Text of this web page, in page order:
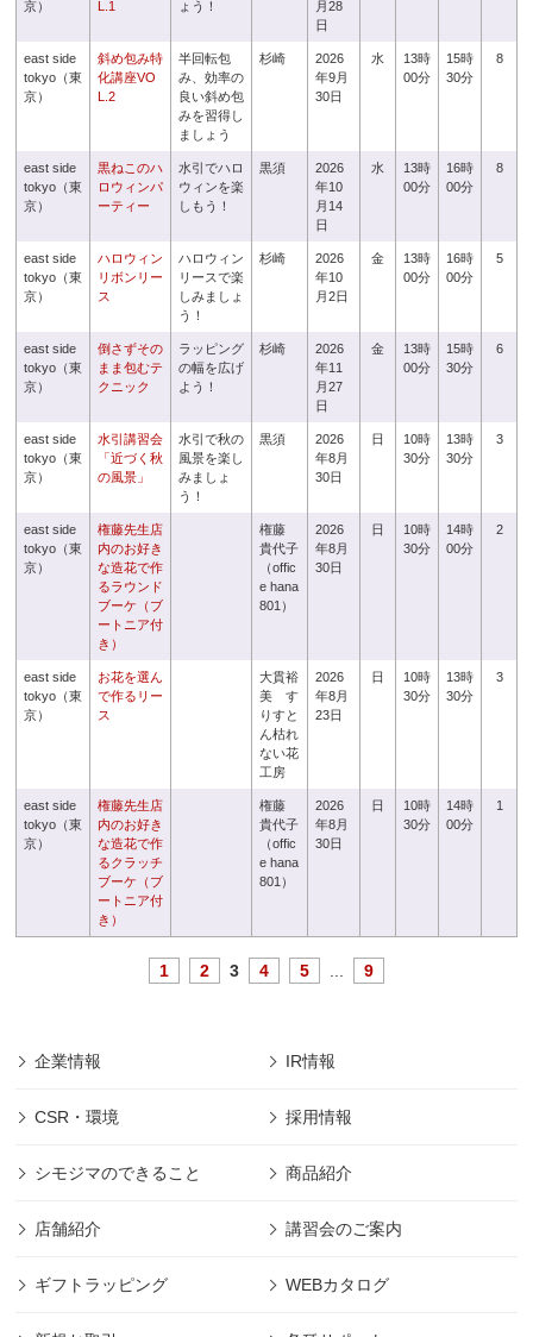
京）
L.1
ょう！
月28
日
east side
tokyo（東
京）
斜め包み特
化講座VO
L.2
半回転包
み、効率の
良い斜め包
みを習得し
ましょう
杉崎
2026
年9月
30日
水
13時
00分
15時
30分
8
east side
tokyo（東
京）
黒ねこのハ
ロウィンパ
ーティー
水引でハロ
ウィンを楽
しもう！
黒須
2026
年10
月14
日
水
13時
00分
16時
00分
8
east side
tokyo（東
京）
ハロウィン
リボンリー
ス
ハロウィン
リースで楽
しみましょ
う！
杉崎
2026
年10
月2日
金
13時
00分
16時
00分
5
east side
tokyo（東
京）
倒さずその
まま包むテ
クニック
ラッピング
の幅を広げ
よう！
杉崎
2026
年11
月27
日
金
13時
00分
15時
30分
6
east side
tokyo（東
京）
水引講習会
「近づく秋
の風景」
水引で秋の
風景を楽し
みましょ
う！
黒須
2026
年8月
30日
日
10時
30分
13時
30分
3
east side
tokyo（東
京）
権藤先生店
内のお好き
な造花で作
るラウンド
ブーケ（ブ
ートニア付
き）
権藤
貴代子
（offic
e hana
801）
2026
年8月
30日
日
10時
30分
14時
00分
2
east side
tokyo（東
京）
お花を選ん
で作るリー
ス
大貫裕
美 す
りすと
ん枯れ
ない花
工房
2026
年8月
23日
日
10時
30分
13時
30分
3
east side
tokyo（東
京）
権藤先生店
内のお好き
な造花で作
るクラッチ
ブーケ（ブ
ートニア付
き）
権藤
貴代子
（offic
e hana
801）
2026
年8月
30日
日
10時
30分
14時
00分
1
1 2 3 4 5 9
企業情報 IR情報
CSR・環境 採用情報
シモジマのできること 商品紹介
店舗紹介 講習会のご案内
ギフトラッピング WEBカタログ